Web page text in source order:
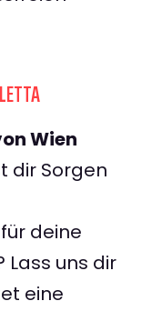
Wien
dir Sorgen
deine
Lass uns dir
eine